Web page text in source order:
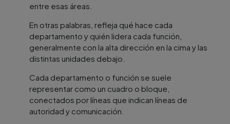
entre esas áreas.
En otras palabras, refleja qué hace cada
departamento y quién lidera cada función,
generalmente con la alta dirección en la cima y las
distintas unidades debajo.
Cada departamento o función se suele
representar como un cuadro o bloque,
conectados por líneas que indican líneas de
autoridad y comunicación.